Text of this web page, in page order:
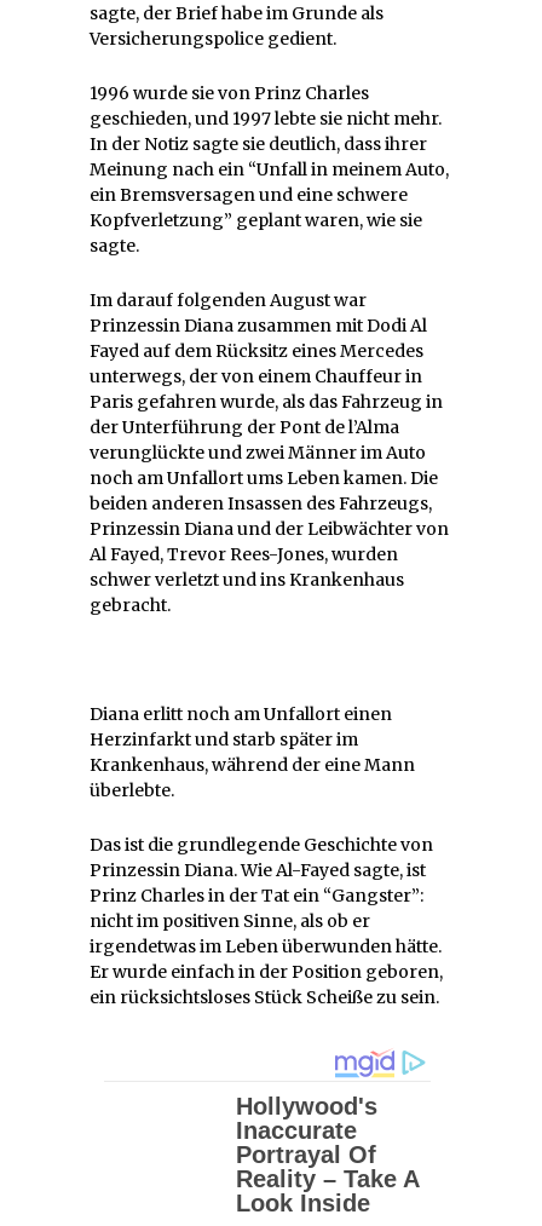
sagte, der Brief habe im Grunde als
Versicherungspolice gedient.
1996 wurde sie von Prinz Charles
geschieden, und 1997 lebte sie nicht mehr.
In der Notiz sagte sie deutlich, dass ihrer
Meinung nach ein “Unfall in meinem Auto,
ein Bremsversagen und eine schwere
Kopfverletzung” geplant waren, wie sie
sagte.
Im darauf folgenden August war
Prinzessin Diana zusammen mit Dodi Al
Fayed auf dem Rücksitz eines Mercedes
unterwegs, der von einem Chauffeur in
Paris gefahren wurde, als das Fahrzeug in
der Unterführung der Pont de l’Alma
verunglückte und zwei Männer im Auto
noch am Unfallort ums Leben kamen. Die
beiden anderen Insassen des Fahrzeugs,
Prinzessin Diana und der Leibwächter von
Al Fayed, Trevor Rees-Jones, wurden
schwer verletzt und ins Krankenhaus
gebracht.
Diana erlitt noch am Unfallort einen
Herzinfarkt und starb später im
Krankenhaus, während der eine Mann
überlebte.
Das ist die grundlegende Geschichte von
Prinzessin Diana. Wie Al-Fayed sagte, ist
Prinz Charles in der Tat ein “Gangster”:
nicht im positiven Sinne, als ob er
irgendetwas im Leben überwunden hätte.
Er wurde einfach in der Position geboren,
ein rücksichtsloses Stück Scheiße zu sein.